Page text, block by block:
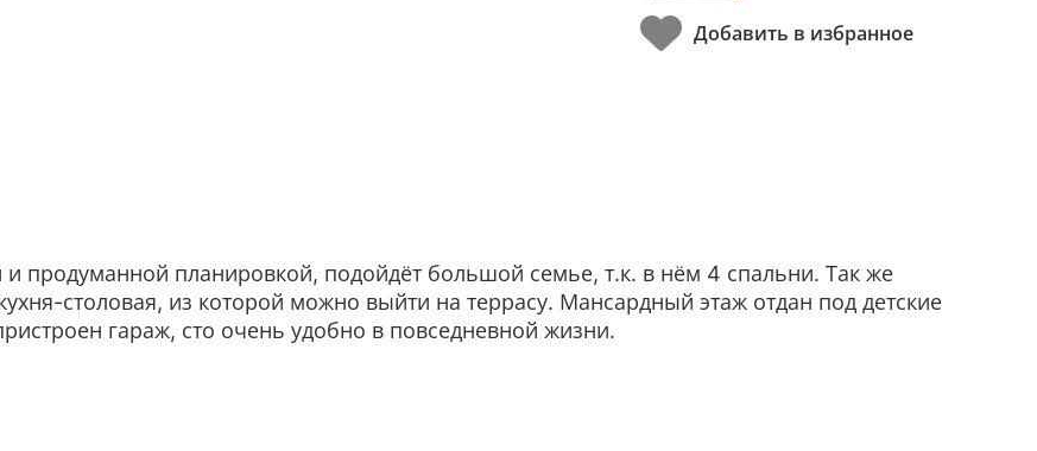
продуманной планировкой, подойдёт большой семье, т.к. в нём 4 спальни. Так же
столовая, из которой можно выйти на террасу. Мансардный этаж отдан под детские
гараж, сто очень удобно в повседневной жизни.